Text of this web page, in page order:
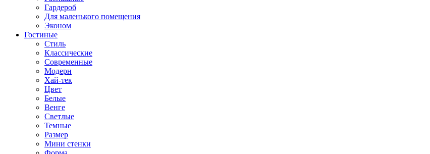
Гардероб
Для маленького помещения
Эконом
Гостиные
Стиль
Классические
Современные
Модерн
Хай-тек
Цвет
Белые
Венге
Светлые
Темные
Размер
Мини стенки